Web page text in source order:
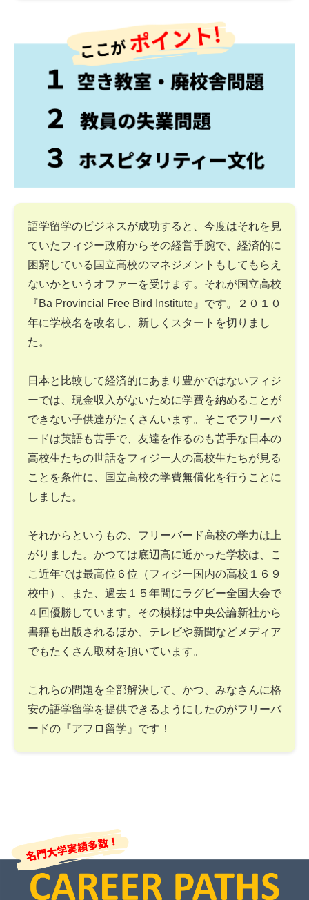
語学留学のビジネスが成功すると、今度はそれを見
ていたフィジー政府からその経営手腕で、経済的に
困窮している国立高校のマネジメントもしてもらえ
ないかというオファーを受けます。それが国立高校
『Ba Provincial Free Bird Institute』です。２０１０
年に学校名を改名し、新しくスタートを切りまし
た。
日本と比較して経済的にあまり豊かではないフィジ
ーでは、現金収入がないために学費を納めることが
できない子供達がたくさんいます。そこでフリーバ
ードは英語も苦手で、友達を作るのも苦手な日本の
高校生たちの世話をフィジー人の高校生たちが見る
ことを条件に、国立高校の学費無償化を行うことに
しました。
それからというもの、フリーバード高校の学力は上
がりました。かつては底辺高に近かった学校は、こ
こ近年では最高位６位（フィジー国内の高校１６９
校中）、また、過去１５年間にラグビー全国大会で
４回優勝しています。その模様は中央公論新社から
書籍も出版されるほか、テレビや新聞などメディア
でもたくさん取材を頂いています。
これらの問題を全部解決して、かつ、みなさんに格
安の語学留学を提供できるようにしたのがフリーバ
ードの『アフロ留学』です！